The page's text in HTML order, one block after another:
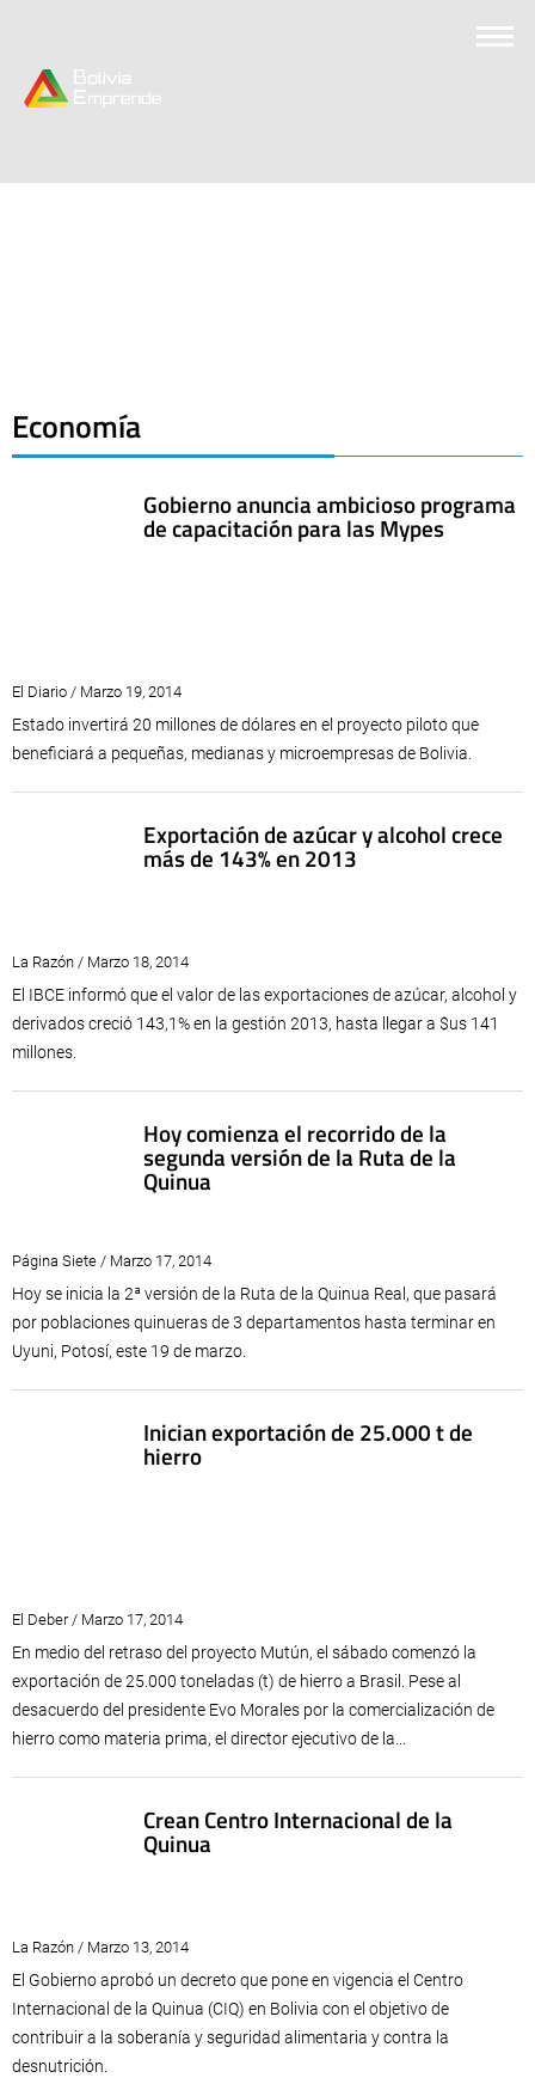
Economía
Gobierno anuncia ambicioso programa
de capacitación para las Mypes
El Diario / Marzo 19, 2014
Estado invertirá 20 millones de dólares en el proyecto piloto que
beneficiará a pequeñas, medianas y microempresas de Bolivia.
Exportación de azúcar y alcohol crece
más de 143% en 2013
La Razón / Marzo 18, 2014
El IBCE informó que el valor de las exportaciones de azúcar, alcohol y
derivados creció 143,1% en la gestión 2013, hasta llegar a $us 141
millones.
Hoy comienza el recorrido de la
segunda versión de la Ruta de la
Quinua
Página Siete / Marzo 17, 2014
Hoy se inicia la 2ª versión de la Ruta de la Quinua Real, que pasará
por poblaciones quinueras de 3 departamentos hasta terminar en
Uyuni, Potosí, este 19 de marzo.
Inician exportación de 25.000 t de
hierro
El Deber / Marzo 17, 2014
En medio del retraso del proyecto Mutún, el sábado comenzó la
exportación de 25.000 toneladas (t) de hierro a Brasil. Pese al
desacuerdo del presidente Evo Morales por la comercialización de
hierro como materia prima, el director ejecutivo de la...
Crean Centro Internacional de la
Quinua
La Razón / Marzo 13, 2014
El Gobierno aprobó un decreto que pone en vigencia el Centro
Internacional de la Quinua (CIQ) en Bolivia con el objetivo de
contribuir a la soberanía y seguridad alimentaria y contra la
desnutrición.